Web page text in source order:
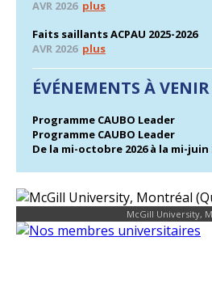
AVR 2026 plus
Faits saillants ACPAU 2025-2026
AVR 2026 plus
ÉVÉNEMENTS À VENIR
Programme CAUBO Leader
Programme CAUBO Leader
De la mi-octobre 2026 à la mi-juin
McGill University,